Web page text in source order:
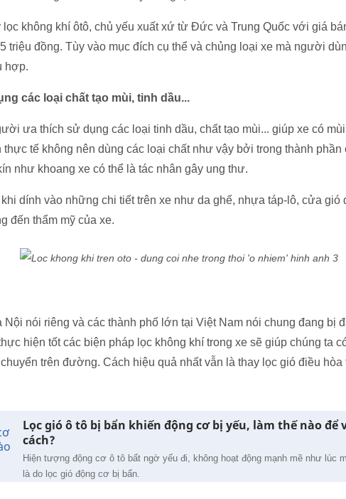
không khí ôtô, chủ yếu xuất xứ từ Đức và Trung Quốc với giá
triệu đồng. Tùy vào mục đích cụ thể và chủng loại xe mà người
hợp.
các loại chất tạo mùi, tinh dầu...
ưa thích sử dụng các loại tinh dầu, chất tạo mùi... giúp xe có
thực tế không nên dùng các loại chất như vậy bởi trong thành
như khoang xe có thể là tác nhân gây ung thư.
dính vào những chi tiết trên xe như da ghế, nhựa táp-lô, cửa gió
đến thẩm mỹ của xe.
Nội nói riêng và các thành phố lớn tại Việt Nam nói chung đang bị
hiện tốt các biện pháp lọc không khí trong xe sẽ giúp chúng ta
trên đường. Cách hiệu quả nhất vẫn là thay lọc gió điều
Lọc gió ô tô bị bẩn khiến động cơ bị yếu, làm thế nào để
cách?
Hiện tượng động cơ ô tô bất ngờ yếu đi, không hoạt động mạnh mẽ như lúc
là do lọc gió động cơ bị bẩn.